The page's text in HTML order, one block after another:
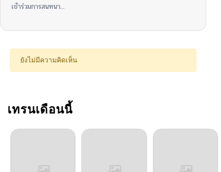
01/11/2026
ตอนที่ 88 01/04/2026
ตอนที่ 86
ตอนที่ 85
เข้าร่วมการสนทนา...
ยังไม่มีความคิดเห็น
เทรนเดือนนี้